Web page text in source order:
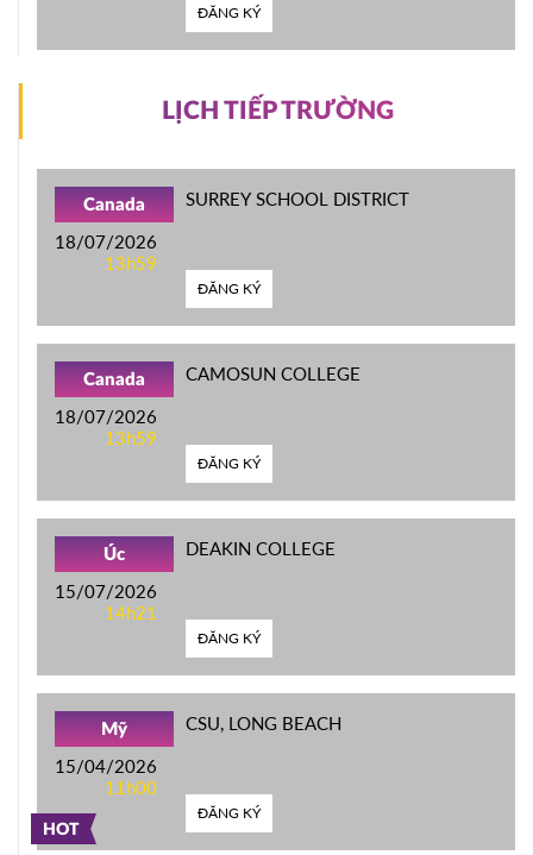
ĐĂNG KÝ
LỊCH TIẾP TRƯỜNG
Canada
18/07/2026
13h59
SURREY SCHOOL DISTRICT
ĐĂNG KÝ
Canada
18/07/2026
13h59
CAMOSUN COLLEGE
ĐĂNG KÝ
Úc
15/07/2026
14h21
DEAKIN COLLEGE
ĐĂNG KÝ
HOT
Mỹ
15/04/2026
11h00
CSU, LONG BEACH
ĐĂNG KÝ